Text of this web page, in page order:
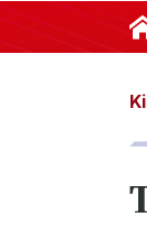
dịch 500